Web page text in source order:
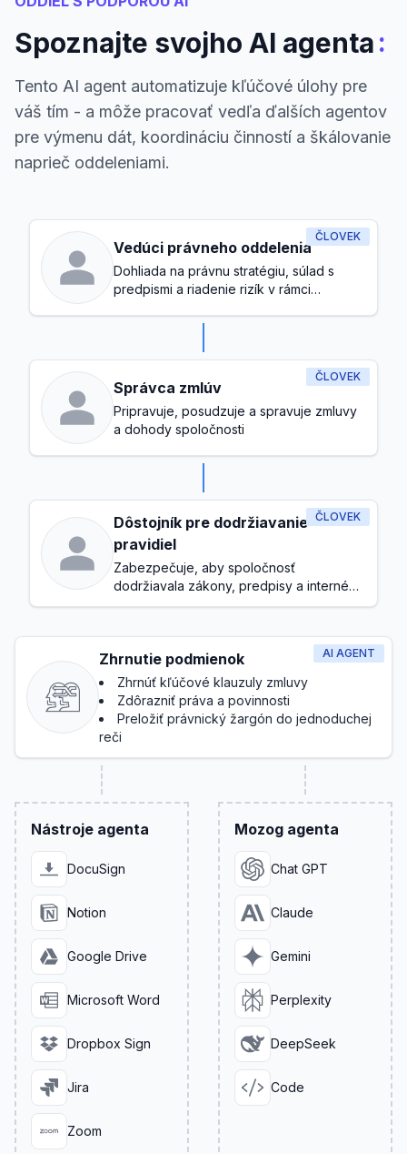
Spoznajte svojho AI agenta:
Tento AI agent automatizuje kľúčové úlohy pre
váš tím - a môže pracovať vedľa ďalších agentov
pre výmenu dát, koordináciu činností a škálovanie
naprieč oddeleniami.
ČLOVEK
Vedúci právneho oddelenia
Dohliada na právnu stratégiu, súlad s
predpismi a riadenie rizík v rámci
ČLOVEK
Správca zmlúv
Pripravuje, posudzuje a spravuje zmluvy
a dohody spoločnosti
ČLOVEK
Dôstojník pre dodržiavanie
pravidiel
Zabezpečuje, aby spoločnosť
dodržiavala zákony, predpisy a interné
politiky
AI AGENT
Zhrnutie podmienok
Zhrnúť kľúčové klauzuly zmluvy
Zdôrazniť práva a povinnosti
Preložiť právnický žargón do jednoduchej
reči
Nástroje agenta
DocuSign
Notion
Google Drive
Microsoft Word
Dropbox Sign
Jira
Zoom
Mozog agenta
Chat GPT
Claude
Gemini
Perplexity
DeepSeek
Code